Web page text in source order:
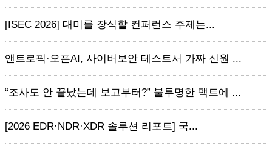
[ISEC 2026] 대미를 장식할 컨퍼런스 주제는...
앤트로픽·오픈AI, 사이버보안 테스트서 가짜 신원 ...
“조사도 안 끝났는데 보고부터?” 불투명한 팩트에 ...
[2026 EDR·NDR·XDR 솔루션 리포트] 국...